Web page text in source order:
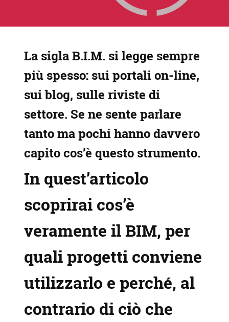
La sigla B.I.M. si legge sempre
più spesso: sui portali on-line,
sui blog, sulle riviste di
settore. Se ne sente parlare
tanto ma pochi hanno davvero
capito cos’è questo strumento.
In quest’articolo
scoprirai cos’è
veramente il BIM, per
quali progetti conviene
utilizzarlo e perché, al
contrario di ciò che